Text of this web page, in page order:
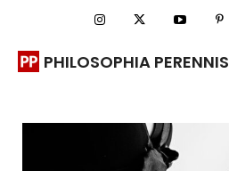
PHILOSOPHIA PERENNIS